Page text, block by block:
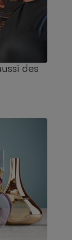
des